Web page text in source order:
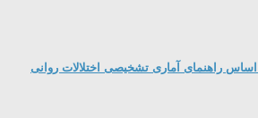
اساس راهنمای آماری تشخیصی اختلالات روانی